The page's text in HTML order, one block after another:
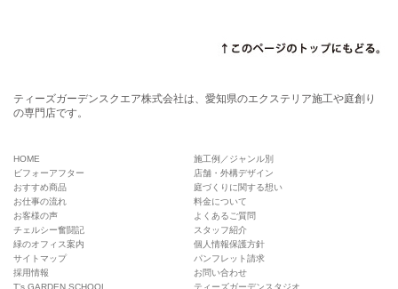
ティーズガーデンスクエア株式会社は、愛知県のエクステリア施工や庭創り
の専門店です。
HOME
施工例／ジャンル別
ビフォーアフター
店舗・外構デザイン
おすすめ商品
庭づくりに関する想い
お仕事の流れ
料金について
お客様の声
よくあるご質問
チェルシー奮闘記
スタッフ紹介
緑のオフィス案内
個人情報保護方針
サイトマップ
パンフレット請求
採用情報
お問い合わせ
T’s GARDEN SCHOOL
ティーズガーデンスタジオ